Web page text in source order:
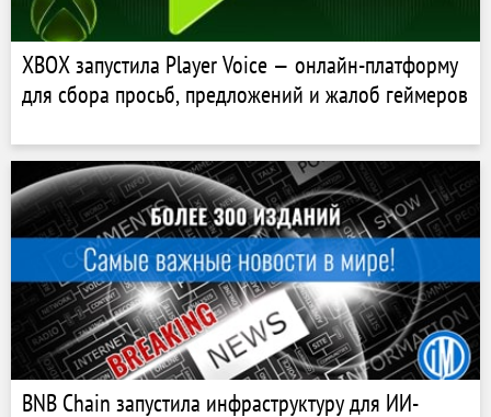
XBOX запустила Player Voice — онлайн-платформу
для сбора просьб, предложений и жалоб геймеров
BNB Chain запустила инфраструктуру для ИИ-